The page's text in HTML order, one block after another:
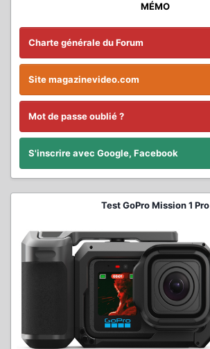
MÉMO
Charte générale du Forum
Site magazinevideo.com
Mot de passe oublié ?
S'inscrire avec Google, Facebook
Test GoPro Mission 1 Pro